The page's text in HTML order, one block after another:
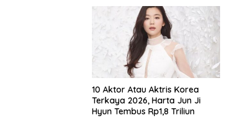
10 Aktor Atau Aktris Korea
Terkaya 2026, Harta Jun Ji
Hyun Tembus Rp1,8 Triliun